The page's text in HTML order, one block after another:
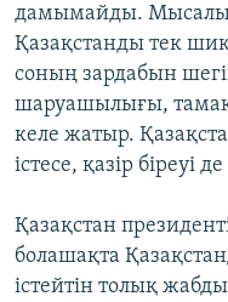
дамымайды.
Қазақстанды тек
соның зардабын
шаруашылығы, тамақ
келе жатыр.
істесе, қазір біреуі
Қазақстан
болашақта
істейтін толық